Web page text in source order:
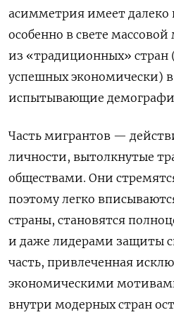
асимметрия имеет далеко
особенно в свете
из «традиционных» стран
успешных экономически)
испытывающие
Часть мигрантов —
личности, вытолкнутые
обществами. Они
поэтому легко
страны, становятся
и даже лидерами защиты
часть, привлеченная
экономическими
внутри модерных стран